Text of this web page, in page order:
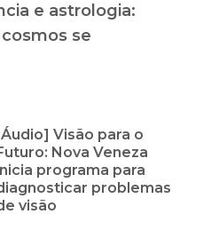
e astrologia:
se
Visão para o
Nova Veneza
programa para
problemas
visão